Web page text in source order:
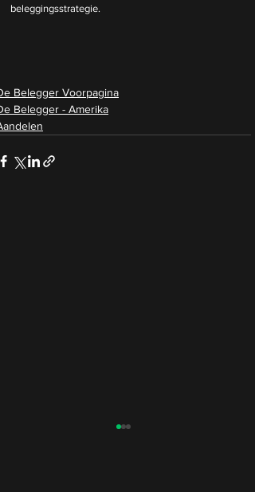
beleggingsstrategie.
Belegger Voorpagina
Belegger - Amerika